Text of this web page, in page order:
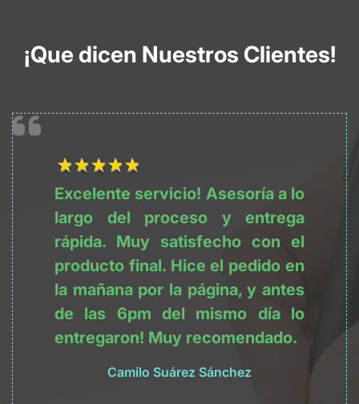
¡Que dicen Nuestros Clientes!
1Título
2Título
3Título
4Título
Excelente servicio! Asesoría a lo
largo del proceso y entrega
rápida. Muy satisfecho con el
producto final. Hice el pedido en
la mañana por la página, y antes
de las 6pm del mismo día lo
entregaron! Muy recomendado.
Camilo Suárez Sánchez